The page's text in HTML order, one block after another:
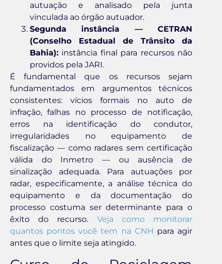
autuação e analisado pela junta
vinculada ao órgão autuador.
Segunda instância — CETRAN
(Conselho Estadual de Trânsito da
Bahia): instância final para recursos não
providos pela JARI.
É fundamental que os recursos sejam
fundamentados em argumentos técnicos
consistentes: vícios formais no auto de
infração, falhas no processo de notificação,
erros na identificação do condutor,
irregularidades no equipamento de
fiscalização — como radares sem certificação
válida do Inmetro — ou ausência de
sinalização adequada. Para autuações por
radar, especificamente, a análise técnica do
equipamento e da documentação do
processo costuma ser determinante para o
êxito do recurso. Veja como monitorar
quantos pontos você tem na CNH para agir
antes que o limite seja atingido.